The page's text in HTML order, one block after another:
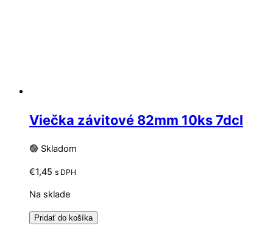
Viečka závitové 82mm 10ks 7dcl
🟢 Skladom
€1,45 s DPH
Na sklade
Pridať do košíka